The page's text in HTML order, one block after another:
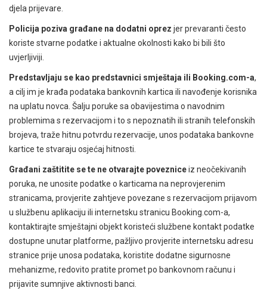
djela prijevare.
Policija poziva građane na dodatni oprez jer prevaranti često
koriste stvarne podatke i aktualne okolnosti kako bi bili što
uvjerljiviji.
Predstavljaju se kao predstavnici smještaja ili Booking.com-a,
a cilj im je krađa podataka bankovnih kartica ili navođenje korisnika
na uplatu novca. Šalju poruke sa obavijestima o navodnim
problemima s rezervacijom i to s nepoznatih ili stranih telefonskih
brojeva, traže hitnu potvrdu rezervacije, unos podataka bankovne
kartice te stvaraju osjećaj hitnosti.
Građani zaštitite se te ne otvarajte povezniceiz neočekivanih
poruka, ne unosite podatke o karticama na neprovjerenim
stranicama, provjerite zahtjeve povezane s rezervacijom prijavom
u službenu aplikaciju ili internetsku stranicu Booking.com-a,
kontaktirajte smještajni objekt koristeći službene kontakt podatke
dostupne unutar platforme, pažljivo provjerite internetsku adresu
stranice prije unosa podataka, koristite dodatne sigurnosne
mehanizme, redovito pratite promet po bankovnom računu i
prijavite sumnjive aktivnosti banci.